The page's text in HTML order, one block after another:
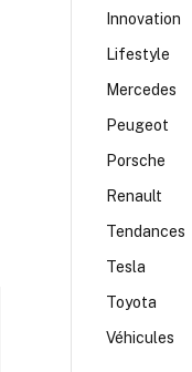
Innovation
Lifestyle
Mercedes
Peugeot
Porsche
Renault
Tendances
Tesla
Toyota
Véhicules